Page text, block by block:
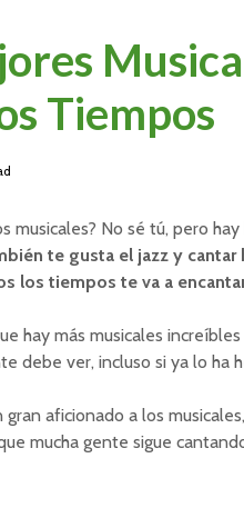
Tiempos
musicales? No sé tú, pero
te gusta el jazz y
los tiempos te va a
hay más musicales
debe ver, incluso si ya lo ha
aficionado a los
mucha gente sigue